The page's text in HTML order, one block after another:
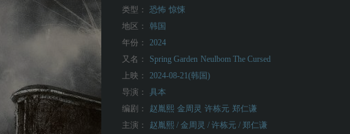
类型： 恐怖 惊悚
地区：
韩国
年份：
2024
又名：
Spring Garden Neulbom The Cursed
上映：
2024-08-21(韩国)
导演：
具本
编剧：
赵胤熙 金周灵 许栋元 郑仁谦
主演：
赵胤熙 / 金周灵 / 许栋元 / 郑仁谦